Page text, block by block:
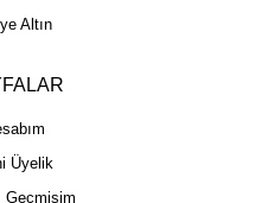
Altın
Üyelik
Geçmişim